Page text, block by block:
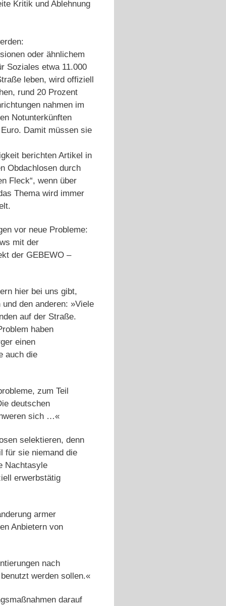
Kritik und Ablehnung
oder ähnlichem
Soziales etwa 11.000
leben, wird offiziell
rund 20 Prozent
nahmen im
Notunterkünften
Damit müssen sie
berichten Artikel in
Obdachlosen durch
Fleck“, wenn über
Thema wird immer
vor neue Probleme:
mit der
der GEBEWO –
hier bei uns gibt,
den anderen: »Viele
auf der Straße.
haben
einen
auch die
zum Teil
deutschen
sich …«
selektieren, denn
für sie niemand die
Nachtasyle
erwerbstätig
armer
Anbietern von
nach
werden sollen.«
darauf